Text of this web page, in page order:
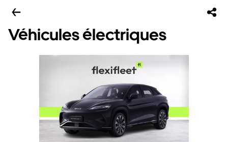
Véhicules électriques